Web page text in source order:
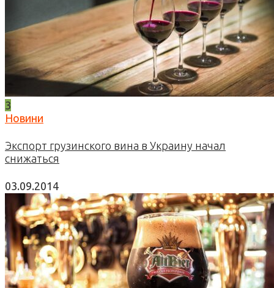
3
Новини
Экспорт грузинского вина в Украину начал
снижаться
03.09.2014